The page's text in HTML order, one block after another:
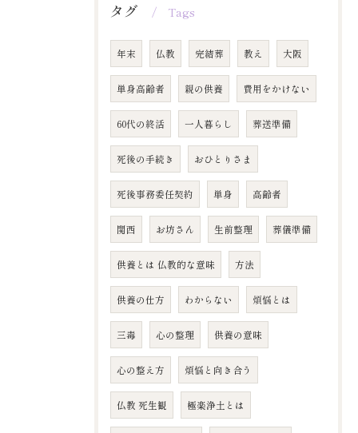
タグ Tags
年末 仏教 完結葬 教え 大阪
単身高齢者 親の供養 費用をかけない
60代の終活 一人暮らし 葬送準備
死後の手続き おひとりさま
死後事務委任契約 単身 高齢者
関西 お坊さん 生前整理 葬儀準備
供養とは 仏教的な意味 方法
供養の仕方 わからない 煩悩とは
三毒 心の整理 供養の意味
心の整え方 煩悩と向き合う
仏教 死生観 極楽浄土とは